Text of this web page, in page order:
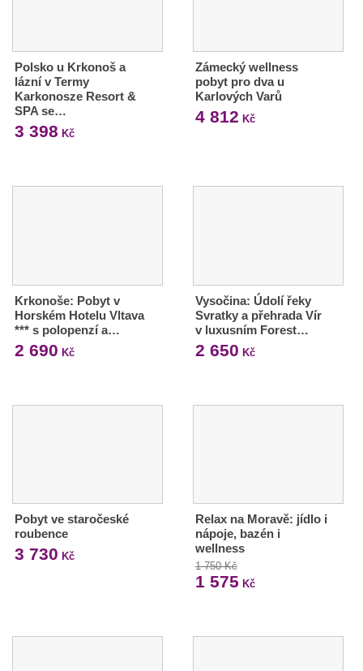
Polsko u Krkonoš a
lázní v Termy
Karkonosze Resort &
SPA se…
3 398 Kč
Zámecký wellness
pobyt pro dva u
Karlových Varů
4 812 Kč
Krkonoše: Pobyt v
Horském Hotelu Vltava
*** s polopenzí a…
2 690 Kč
Vysočina: Údolí řeky
Svratky a přehrada Vír
v luxusním Forest…
2 650 Kč
Pobyt ve staročeské
roubence
3 730 Kč
Relax na Moravě: jídlo i
nápoje, bazén i
wellness
1 750 Kč
1 575 Kč